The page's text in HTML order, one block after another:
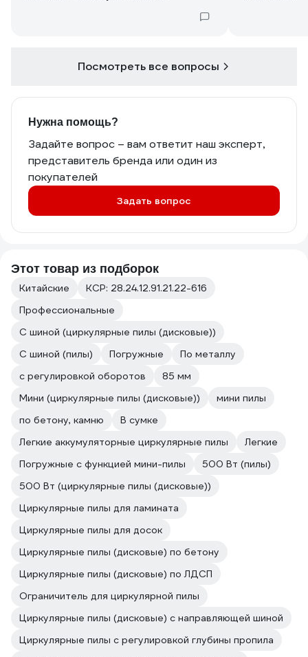
Посмотреть все вопросы
Нужна помощь?
Задайте вопрос – вам ответит наш эксперт,
представитель бренда или один из
покупателей
Задать вопрос
Этот товар из подборок
Китайские
КСР: 28.24.12.91.21.22-616
Профессиональные
С шиной (циркулярные пилы (дисковые))
С шиной (пилы)
Погружные
По металлу
с регулировкой оборотов
85 мм
Мини (циркулярные пилы (дисковые))
мини пилы
по бетону, камню
В сумке
Легкие аккумуляторные циркулярные пилы
Легкие
Погружные с функцией мини-пилы
500 Вт (пилы)
500 Вт (циркулярные пилы (дисковые))
Циркулярные пилы для ламината
Циркулярные пилы для досок
Циркулярные пилы (дисковые) по бетону
Циркулярные пилы (дисковые) по ЛДСП
Ограничитель для циркулярной пилы
Циркулярные пилы (дисковые) с направляющей шиной
Циркулярные пилы с регулировкой глубины пропила